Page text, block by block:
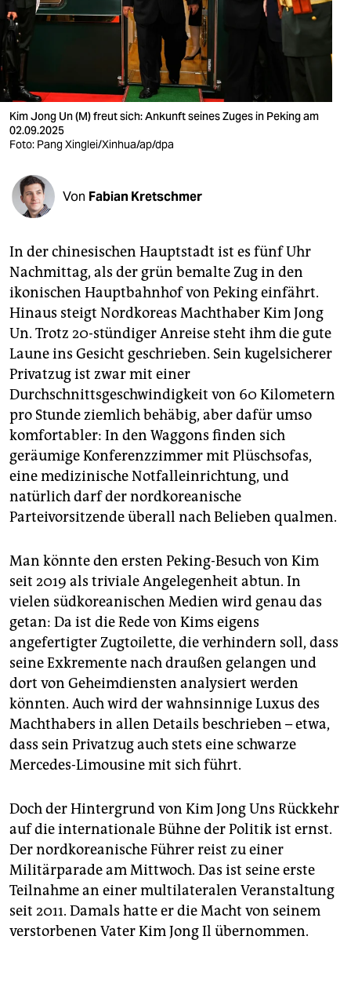
verlag
verlag
veranstaltungen
shop
fragen & hilfe
unterstützen
abo
epaper login
Kim Jong Un (M) freut sich: Ankunft seines Zuges in Peking am
02.09.2025
Foto: Pang Xinglei/Xinhua/ap/dpa
Von Fabian Kretschmer
In der chinesischen Hauptstadt ist es fünf Uhr
Nachmittag, als der grün bemalte Zug in den
ikonischen Hauptbahnhof von Peking einfährt.
Hinaus steigt Nordkoreas Machthaber Kim Jong
Un. Trotz 20-stündiger Anreise steht ihm die gute
Laune ins Gesicht geschrieben. Sein kugelsicherer
Privatzug ist zwar mit einer
Durchschnittsgeschwindigkeit von 60 Kilometern
pro Stunde ziemlich behäbig, aber dafür umso
komfortabler: In den Waggons finden sich
geräumige Konferenzzimmer mit Plüschsofas,
eine medizinische Notfalleinrichtung, und
natürlich darf der nordkoreanische
Parteivorsitzende überall nach Belieben qualmen.
Man könnte den ersten Peking-Besuch von Kim
seit 2019 als triviale Angelegenheit abtun. In
vielen südkoreanischen Medien wird genau das
getan: Da ist die Rede von Kims eigens
angefertigter Zugtoilette, die verhindern soll, dass
seine Exkremente nach draußen gelangen und
dort von Geheimdiensten analysiert werden
könnten. Auch wird der wahnsinnige Luxus des
Machthabers in allen Details beschrieben – etwa,
dass sein Privatzug auch stets eine schwarze
Mercedes-Limousine mit sich führt.
Doch der Hintergrund von Kim Jong Uns Rückkehr
auf die internationale Bühne der Politik ist ernst.
Der nordkoreanische Führer reist zu einer
Militärparade am Mittwoch. Das ist seine erste
Teilnahme an einer multilateralen Veranstaltung
seit 2011. Damals hatte er die Macht von seinem
verstorbenen Vater Kim Jong Il übernommen.